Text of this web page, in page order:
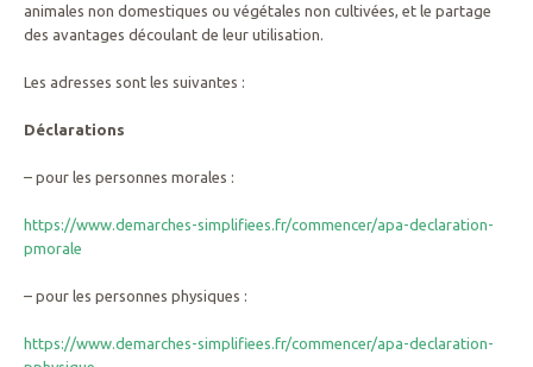
animales non domestiques ou végétales non cultivées, et le partage
des avantages découlant de leur utilisation.
Les adresses sont les suivantes :
Déclarations
– pour les personnes morales :
https://www.demarches-simplifiees.fr/commencer/apa-declaration-
pmorale
– pour les personnes physiques :
https://www.demarches-simplifiees.fr/commencer/apa-declaration-